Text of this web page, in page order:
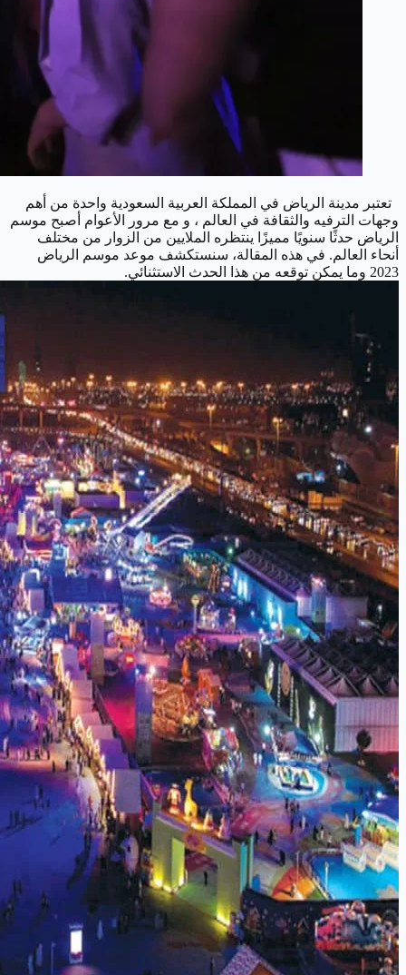
تعتبر مدينة الرياض في المملكة العربية السعودية واحدة من أهم
وجهات الترفيه والثقافة في العالم ، و مع مرور الأعوام أصبح موسم
الرياض حدثًا سنويًا مميزًا ينتظره الملايين من الزوار من مختلف
أنحاء العالم. في هذه المقالة، سنستكشف موعد موسم الرياض
2023 وما يمكن توقعه من هذا الحدث الاستثنائي.